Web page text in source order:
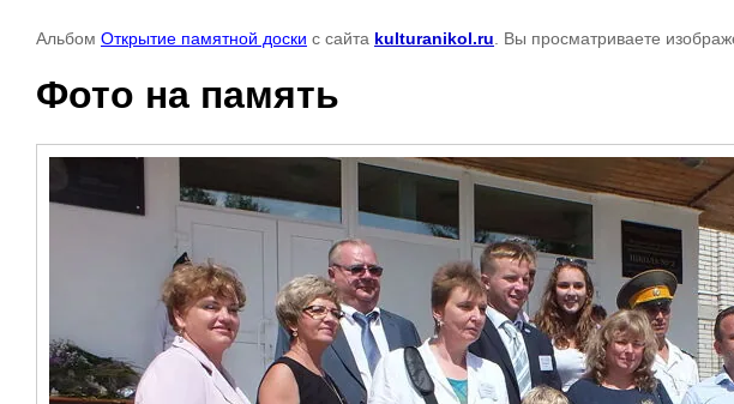
Альбом Открытие памятной доски с сайта kulturanikol.ru . Вы просматриваете
Фото на память